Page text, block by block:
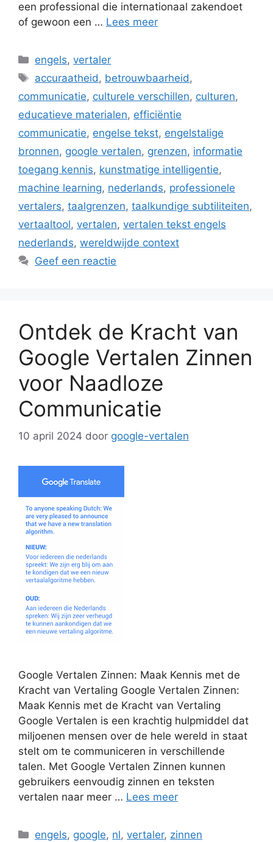
een professional die internationaal zakendoet
of gewoon een … Lees meer
Categorieën
engels,vertaler
Tags
accuraatheid, betrouwbaarheid,
communicatie, culturele verschillen, culturen,
educatieve materialen, efficiëntie
communicatie, engelse tekst, engelstalige
bronnen, google vertalen, grenzen, informatie
toegang kennis, kunstmatige intelligentie,
machine learning, nederlands, professionele
vertalers, taalgrenzen, taalkundige subtiliteiten,
vertaaltool, vertalen, vertalen tekst engels
nederlands, wereldwijde context
Geef een reactie
Ontdek de Kracht van
Google Vertalen Zinnen
voor Naadloze
Communicatie
10 april 2024 door google-vertalen
Google Vertalen Zinnen: Maak Kennis met de
Kracht van Vertaling Google Vertalen Zinnen:
Maak Kennis met de Kracht van Vertaling
Google Vertalen is een krachtig hulpmiddel dat
miljoenen mensen over de hele wereld in staat
stelt om te communiceren in verschillende
talen. Met Google Vertalen Zinnen kunnen
gebruikers eenvoudig zinnen en teksten
vertalen naar meer … Lees meer
Categorieën
engels, google, nl,vertaler, zinnen